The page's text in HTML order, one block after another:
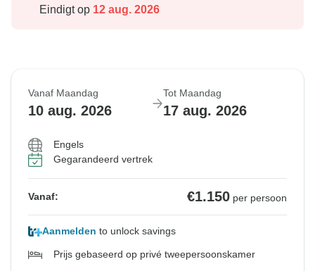
Eindigt op 12 aug. 2026
Vanaf Maandag
10 aug. 2026
Tot Maandag
17 aug. 2026
Engels
Gegarandeerd vertrek
Vanaf: €1.150 per persoon
Aanmelden to unlock savings
Prijs gebaseerd op privé tweepersoonskamer